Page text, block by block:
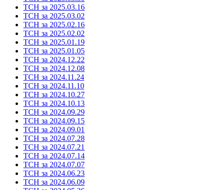
ТСН за 2025.03.16
ТСН за 2025.03.02
ТСН за 2025.02.16
ТСН за 2025.02.02
ТСН за 2025.01.19
ТСН за 2025.01.05
ТСН за 2024.12.22
ТСН за 2024.12.08
ТСН за 2024.11.24
ТСН за 2024.11.10
ТСН за 2024.10.27
ТСН за 2024.10.13
ТСН за 2024.09.29
ТСН за 2024.09.15
ТСН за 2024.09.01
ТСН за 2024.07.28
ТСН за 2024.07.21
ТСН за 2024.07.14
ТСН за 2024.07.07
ТСН за 2024.06.23
ТСН за 2024.06.09